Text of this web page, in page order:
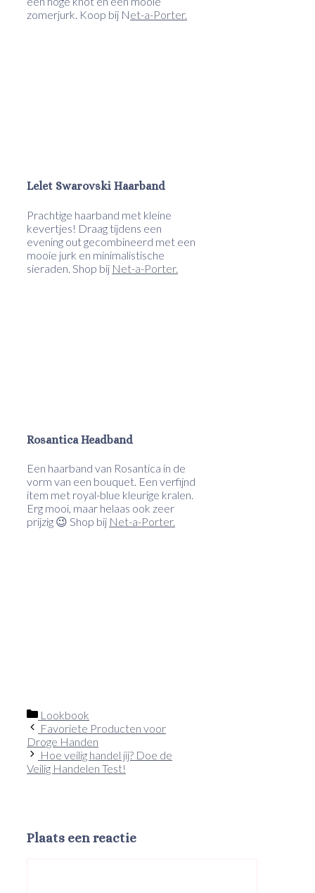
zomerjurk. Koop bij Net-a-Porter.
Lelet Swarovski Haarband
Prachtige haarband met kleine
kevertjes! Draag tijdens een
evening out gecombineerd met een
mooie jurk en minimalistische
sieraden. Shop bij Net-a-Porter.
Rosantica Headband
Een haarband van Rosantica in de
vorm van een bouquet. Een verfijnd
item met royal-blue kleurige kralen.
Erg mooi, maar helaas ook zeer
prijzig 😉 Shop bij Net-a-Porter.
Categorieën
Lookbook
Favoriete Producten voor
Droge Handen
Hoe veilig handel jij? Doe de
Veilig Handelen Test!
Plaats een reactie